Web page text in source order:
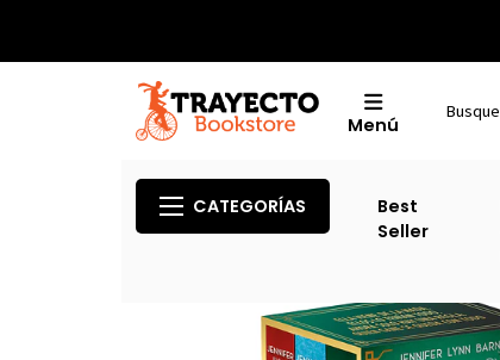
Menú
CATEGORÍAS
Best
Seller